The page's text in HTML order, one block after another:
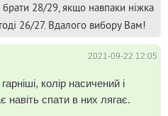
28/29, якщо навпаки ніжка
26/27. Вдалого вибору Вам!
2021-09-22 12:05
колір насичений і
спати в них лягає.